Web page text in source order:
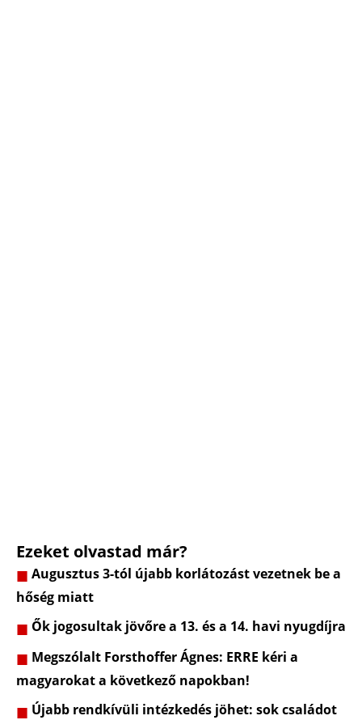
Ezeket olvastad már?
Augusztus 3-tól újabb korlátozást vezetnek be a
hőség miatt
Ők jogosultak jövőre a 13. és a 14. havi nyugdíjra
Megszólalt Forsthoffer Ágnes: ERRE kéri a
magyarokat a következő napokban!
Újabb rendkívüli intézkedés jöhet: sok családot